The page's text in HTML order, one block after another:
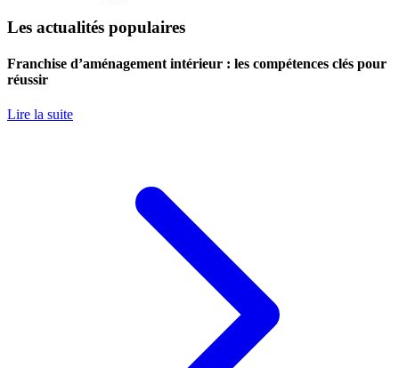
Les actualités populaires
Franchise d’aménagement intérieur : les compétences clés pour
réussir
Lire la suite